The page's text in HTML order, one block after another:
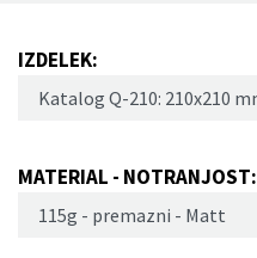
IZDELEK:
MATERIAL - NOTRANJOST: